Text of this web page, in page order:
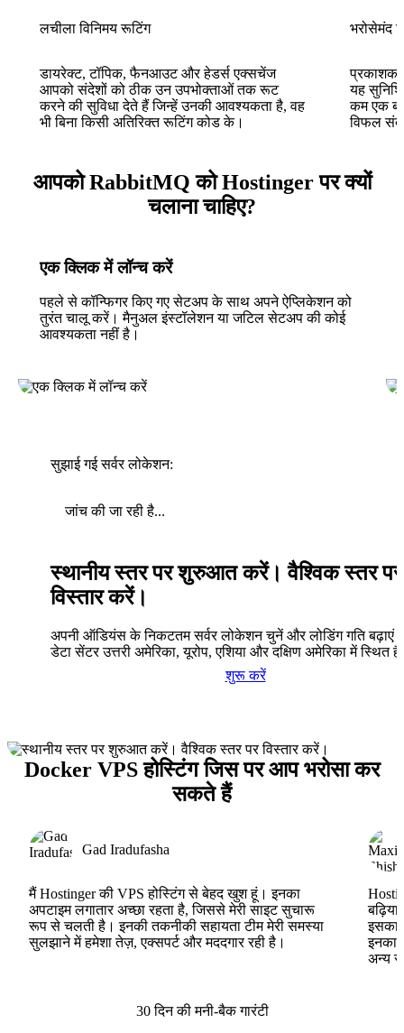
लचीला विनिमय रूटिंग
डायरेक्ट, टॉपिक, फैनआउट और हेडर्स एक्सचेंज
आपको संदेशों को ठीक उन उपभोक्ताओं तक रूट
करने की सुविधा देते हैं जिन्हें उनकी आवश्यकता है, वह
भी बिना किसी अतिरिक्त रूटिंग कोड के।
भरोसेमंद
प्रकाशक
यह
कम एक
विफल
आपको RabbitMQ को Hostinger पर क्यों
चलाना चाहिए?
एक क्लिक में लॉन्च करें
पहले से कॉन्फिगर किए गए सेटअप के साथ अपने ऐप्लिकेशन को
तुरंत चालू करें। मैनुअल इंस्टॉलेशन या जटिल सेटअप की कोई
आवश्यकता नहीं है।
सुझाई गई सर्वर लोकेशन:
जांच की जा रही है...
स्थानीय स्तर पर शुरुआत करें। वैश्विक स्तर पर
विस्तार करें।
अपनी ऑडियंस के निकटतम सर्वर लोकेशन चुनें और लोडिंग गति बढ़ाएं।
डेटा सेंटर उत्तरी अमेरिका, यूरोप, एशिया और दक्षिण अमेरिका में स्थित
शुरू करें
Docker VPS होस्टिंग जिस पर आप भरोसा कर
सकते हैं
Gad Iradufasha
मैं Hostinger की VPS होस्टिंग से बेहद खुश हूं। इनका
अपटाइम लगातार अच्छा रहता है, जिससे मेरी साइट सुचारू
रूप से चलती है। इनकी तकनीकी सहायता टीम मेरी समस्या
सुलझाने में हमेशा तेज़, एक्सपर्ट और मददगार रही है।
इसका
इनका
अन्य
30 दिन की मनी-बैक गारंटी